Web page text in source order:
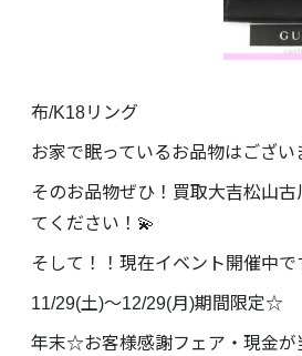
布/K18リング
お家で眠っているお品物はござい
そのお品物ぜひ！買取大吉松山
てください！💫
そして！！現在イベント開催中で
11/29(土)～12/29(月)期間限定☆
年末☆お客様感謝フェア・現金が